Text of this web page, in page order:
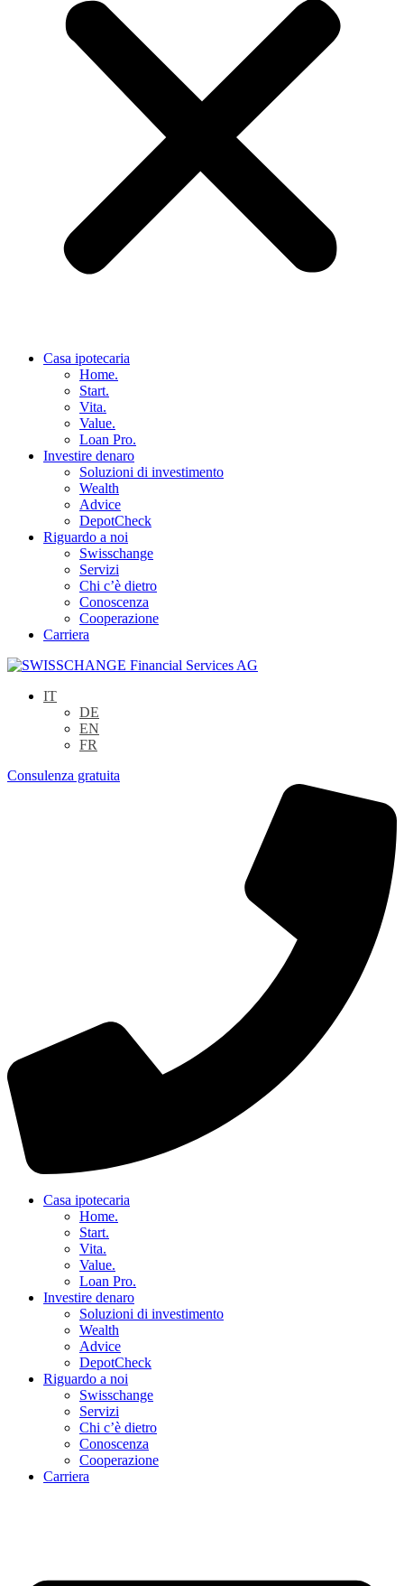
Casa ipotecaria
Home.
Start.
Vita.
Value.
Loan Pro.
Investire denaro
Soluzioni di investimento
Wealth
Advice
DepotCheck
Riguardo a noi
Swisschange
Servizi
Chi c’è dietro
Conoscenza
Cooperazione
Carriera
IT
DE
EN
FR
Consulenza gratuita
Casa ipotecaria
Home.
Start.
Vita.
Value.
Loan Pro.
Investire denaro
Soluzioni di investimento
Wealth
Advice
DepotCheck
Riguardo a noi
Swisschange
Servizi
Chi c’è dietro
Conoscenza
Cooperazione
Carriera